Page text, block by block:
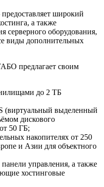
широкий
а также
серверного оборудования,
виды дополнительных
предлагает своим
до 2 ТБ
(виртуальный выделенный
дискового
50 ГБ;
накопителях от 250
и Азии для объектного
управления, а также
хостинговые